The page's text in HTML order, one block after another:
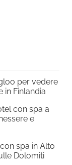
per vedere
in Finlandia
con spa a
e
spa in Alto
Dolomiti